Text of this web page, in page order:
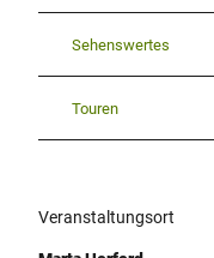
Sehenswertes
Touren
Veranstaltungsort